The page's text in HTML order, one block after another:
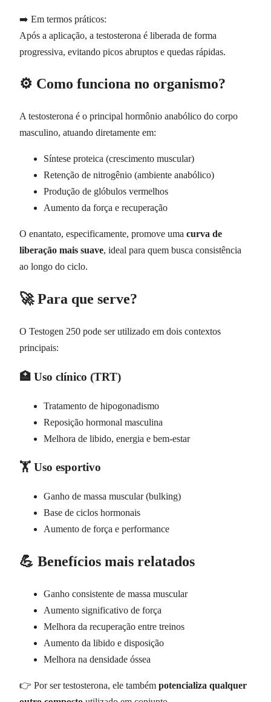
➡️ Em termos práticos:
Após a aplicação, a testosterona é liberada de forma
progressiva, evitando picos abruptos e quedas rápidas.
⚙️ Como funciona no organismo?
A testosterona é o principal hormônio anabólico do corpo
masculino, atuando diretamente em:
Síntese proteica (crescimento muscular)
Retenção de nitrogênio (ambiente anabólico)
Produção de glóbulos vermelhos
Aumento da força e recuperação
O enantato, especificamente, promove uma curva de
liberação mais suave, ideal para quem busca consistência
ao longo do ciclo.
🚀 Para que serve?
O Testogen 250 pode ser utilizado em dois contextos
principais:
🏥 Uso clínico (TRT)
Tratamento de hipogonadismo
Reposição hormonal masculina
Melhora de libido, energia e bem-estar
🏋️ Uso esportivo
Ganho de massa muscular (bulking)
Base de ciclos hormonais
Aumento de força e performance
💪 Benefícios mais relatados
Ganho consistente de massa muscular
Aumento significativo de força
Melhora da recuperação entre treinos
Aumento da libido e disposição
Melhora na densidade óssea
👉 Por ser testosterona, ele também potencializa qualquer